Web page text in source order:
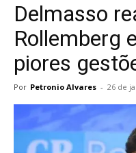
Delmasso
Rollemberg
piores
Por Petronio Alvares - 26 de